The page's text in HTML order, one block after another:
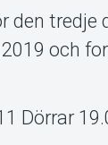
den tredje
och
Dörrar